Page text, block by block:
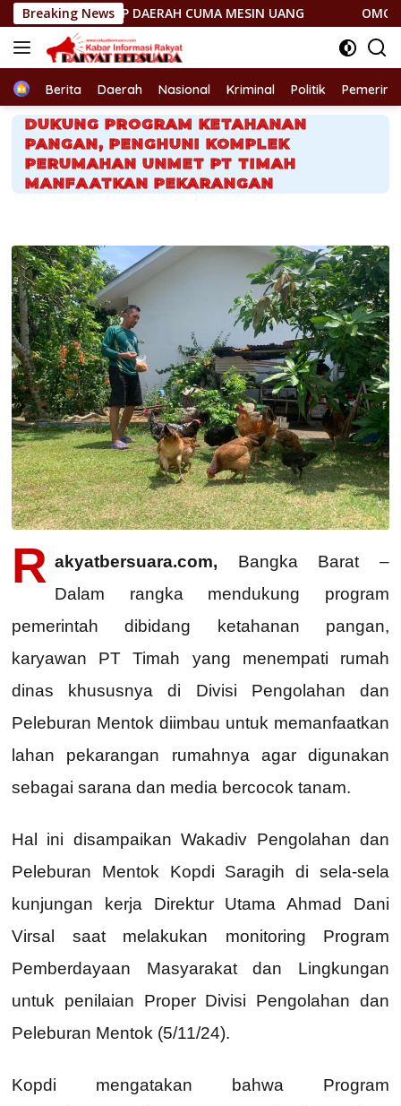
Langsung
ke
konten
Breaking News
DAERAH CUMA MESIN UANG OMONG KOSONG!
HomeBerita Daerah Nasional Kriminal Politik
DUKUNG PROGRAM KETAHANAN
PANGAN, PENGHUNI KOMPLEK
PERUMAHAN UNMET PT TIMAH
MANFAATKAN PEKARANGAN
R akyatbersuara.com, Bangka Barat –
Dalam rangka mendukung program
pemerintah dibidang ketahanan pangan,
karyawan PT Timah yang menempati rumah
dinas khususnya di Divisi Pengolahan dan
Peleburan Mentok diimbau untuk memanfaatkan
lahan pekarangan rumahnya agar digunakan
sebagai sarana dan media bercocok tanam.
Hal ini disampaikan Wakadiv Pengolahan dan
Peleburan Mentok Kopdi Saragih di sela-sela
kunjungan kerja Direktur Utama Ahmad Dani
Virsal saat melakukan monitoring Program
Pemberdayaan Masyarakat dan Lingkungan
untuk penilaian Proper Divisi Pengolahan dan
Peleburan Mentok (5/11/24).
Kopdi mengatakan bahwa Program